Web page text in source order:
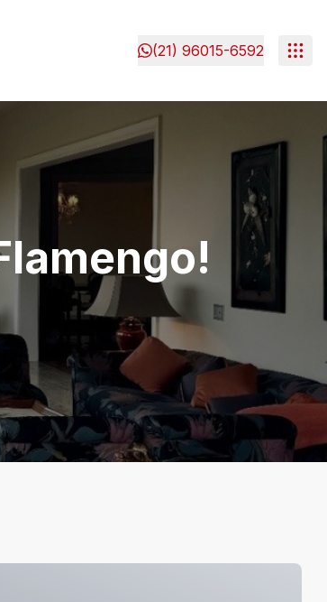
(21) 96015-6592